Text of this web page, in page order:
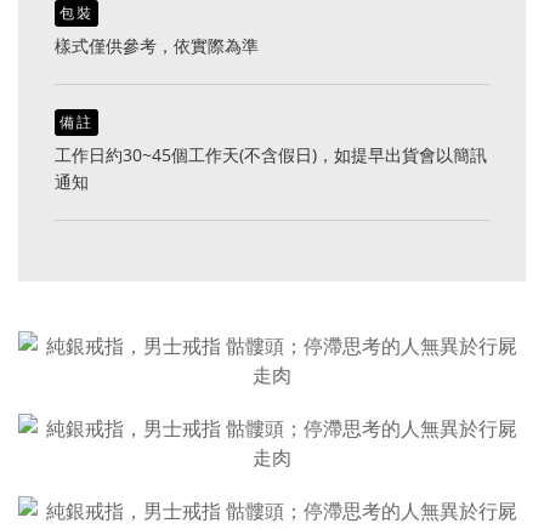
包裝
樣式僅供參考，依實際為準
備註
工作日約30~45個工作天(不含假日)，如提早出貨會以簡訊
通知